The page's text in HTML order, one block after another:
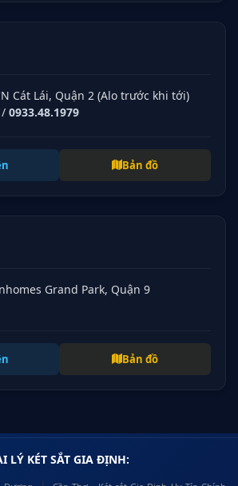
Cát Lái, Quận 2 (Alo trước khi tới)
/ 0933.48.1979
Bản đồ
Grand Park, Quận 9
Bản đồ
LÝ KÉT SẮT GIA ĐỊNH: